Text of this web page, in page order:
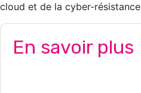
cloud et de la cyber-résistance
En savoir plus